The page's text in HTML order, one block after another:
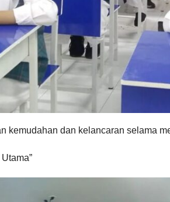
kemudahan dan kelancaran selama